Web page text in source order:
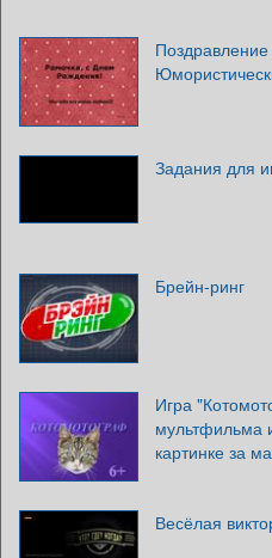
Задания для
Брейн-ринг
Игра
мультфильма
картинке за
Весёлая